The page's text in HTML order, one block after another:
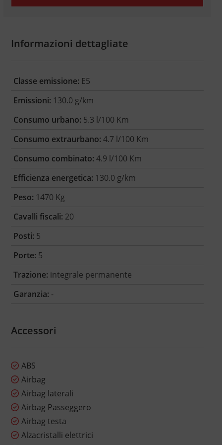
Informazioni dettagliate
Classe emissione: E5
Emissioni: 130.0 g/km
Consumo urbano: 5.3 l/100 Km
Consumo extraurbano: 4.7 l/100 Km
Consumo combinato: 4.9 l/100 Km
Efficienza energetica: 130.0 g/km
Peso: 1470 Kg
Cavalli fiscali: 20
Posti: 5
Porte: 5
Trazione: integrale permanente
Garanzia: -
Accessori
ABS
Airbag
Airbag laterali
Airbag Passeggero
Airbag testa
Alzacristalli elettrici